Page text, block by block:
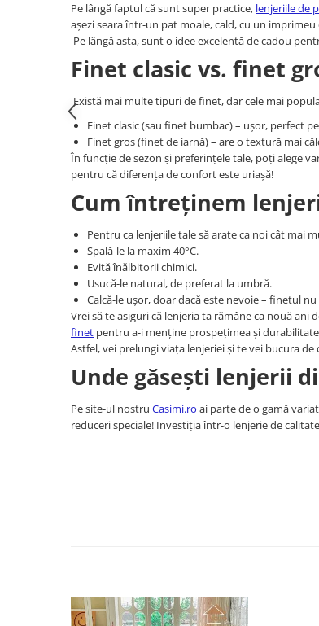
Pe lângă faptul că sunt super practice, lenjeriile de
așezi seara într-un pat moale, cald, cu un
Pe lângă asta, sunt o idee excelentă de cadou
Finet clasic vs. finet
Există mai multe tipuri de finet, dar cele mai
Finet clasic (sau finet bumbac) – ușor, perfect
Finet gros (finet de iarnă) – are o textură mai
În funcție de sezon și preferințele tale, poți alege
pentru că diferența de confort este uriașă!
Cum întreținem
Pentru ca lenjeriile tale să arate ca noi cât mai
Spală-le la maxim 40°C.
Evită înălbitorii chimici.
Usucă-le natural, de preferat la umbră.
Calcă-le ușor, doar dacă este nevoie – finetul
Vrei să te asiguri că lenjeria ta rămâne ca nouă ani
finet pentru a-i menține prospețimea și
Astfel, vei prelungi viața lenjeriei și te vei bucura de
Unde găsești lenjerii
Pe site-ul nostru Casimi.ro ai parte de o gamă
reduceri speciale! Investiția într-o lenjerie de